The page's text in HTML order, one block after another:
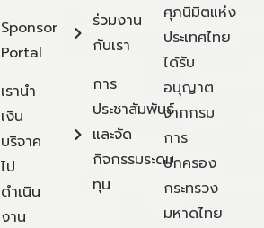
Sponsor
Portal
เรานำ
เงิน
บริจาค
ไป
ดำเนิน
งาน
ร่วมงาน
กับเรา
การ
ประชาสัมพันธ์
และจัด
กิจกรรมระดม
ทุน
ศุภนิมิตแห่ง
ประเทศไทย
ได้รับ
อนุญาต
จากกรม
การ
ปกครอง
กระทรวง
มหาดไทย